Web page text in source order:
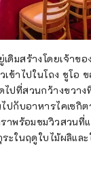
มสร้างโดยเจ้าขอ
ข้าไปในโถง ชูโอ
ปที่สวนกว้างขวาง
ปกับอาหารไคเซกิ
าพร้อมชมวิวสวนที่
ะในฤดูใบไม้ผลิและ